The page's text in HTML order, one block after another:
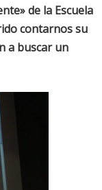
de la Escuela
contarnos su
a buscar un